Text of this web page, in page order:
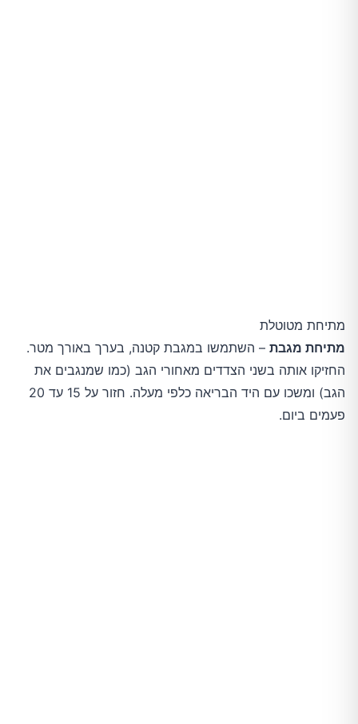
מתיחת מטוטלת
מתיחת מגבת – השתמשו במגבת קטנה, בערך באורך מטר.
החזיקו אותה בשני הצדדים מאחורי הגב (כמו שמנגבים את
הגב) ומשכו עם היד הבריאה כלפי מעלה. חזור על 15 עד 20
פעמים ביום.